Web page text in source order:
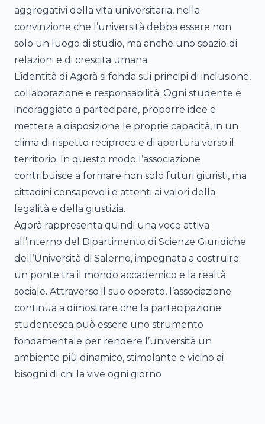
aggregativi della vita universitaria, nella
convinzione che l’università debba essere non
solo un luogo di studio, ma anche uno spazio di
relazioni e di crescita umana.
L’identità di Agorà si fonda sui principi di inclusione,
collaborazione e responsabilità. Ogni studente è
incoraggiato a partecipare, proporre idee e
mettere a disposizione le proprie capacità, in un
clima di rispetto reciproco e di apertura verso il
territorio. In questo modo l’associazione
contribuisce a formare non solo futuri giuristi, ma
cittadini consapevoli e attenti ai valori della
legalità e della giustizia.
Agorà rappresenta quindi una voce attiva
all’interno del Dipartimento di Scienze Giuridiche
dell’Università di Salerno, impegnata a costruire
un ponte tra il mondo accademico e la realtà
sociale. Attraverso il suo operato, l’associazione
continua a dimostrare che la partecipazione
studentesca può essere uno strumento
fondamentale per rendere l’università un
ambiente più dinamico, stimolante e vicino ai
bisogni di chi la vive ogni giorno